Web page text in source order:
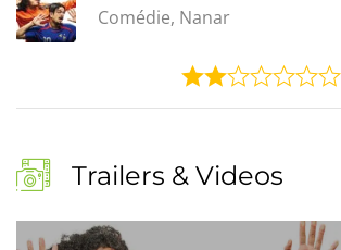
Comédie, Nanar
Trailers & Videos